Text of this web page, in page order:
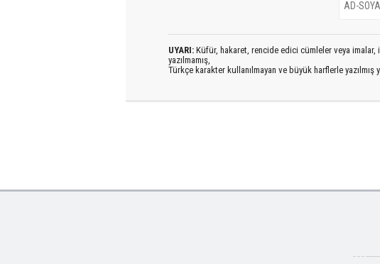
UYARI: Küfür, hakaret, rencide edici cümleler veya imalar,
yazılmamış,
Türkçe karakter kullanılmayan ve büyük harflerle yazılmış